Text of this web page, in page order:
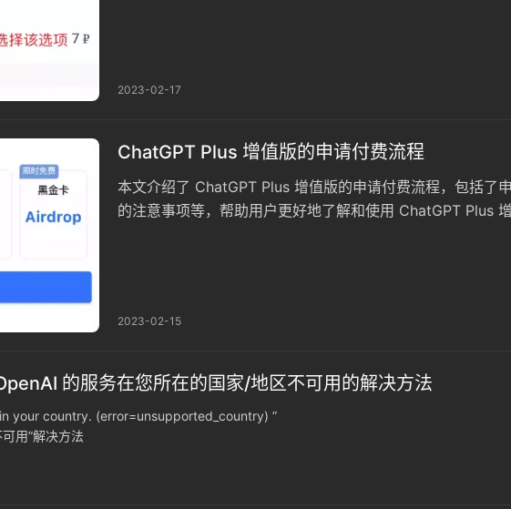
2023-02-17
ChatGPT Plus 增值版的申请付费流程
本文介绍了 ChatGPT Plus 增值版的申请付费流程，包括了
的注意事项等，帮助用户更好地了解和使用 ChatGPT Plus
2023-02-15
的服务在您所在的国家/地区不可用的解决方法
your country. (error=unsupported_country) ”
用”解决方法